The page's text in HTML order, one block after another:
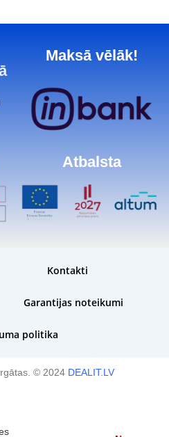
Maksā vēlāk!
Atbalsta
Kontakti
Garantijas noteikumi
politika
© 2024 DEALIT.LV